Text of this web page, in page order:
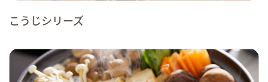
こうじシリーズ